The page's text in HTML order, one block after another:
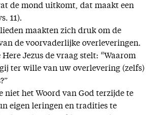
de mond uitkomt, dat maakt een
11).
maakten zich druk om de
de voorvaderlijke overleveringen.
Jezus de vraag stelt: “Waarom
ter wille van uw overlevering (zelfs)
niet het Woord van God terzijde te
eigen leringen en tradities te